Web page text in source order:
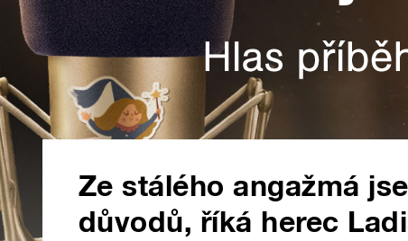
Ze stálého angažmá
důvodů, říká herec